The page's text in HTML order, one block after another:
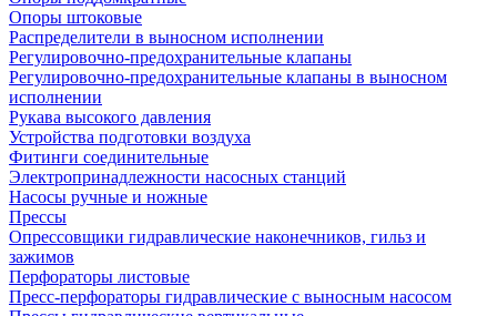
Опоры штоковые
Распределители в выносном исполнении
Регулировочно-предохранительные клапаны
Регулировочно-предохранительные клапаны в выносном
исполнении
Рукава высокого давления
Устройства подготовки воздуха
Фитинги соединительные
Электропринадлежности насосных станций
Насосы ручные и ножные
Прессы
Опрессовщики гидравлические наконечников, гильз и
зажимов
Перфораторы листовые
Пресс-перфораторы гидравлические с выносным насосом